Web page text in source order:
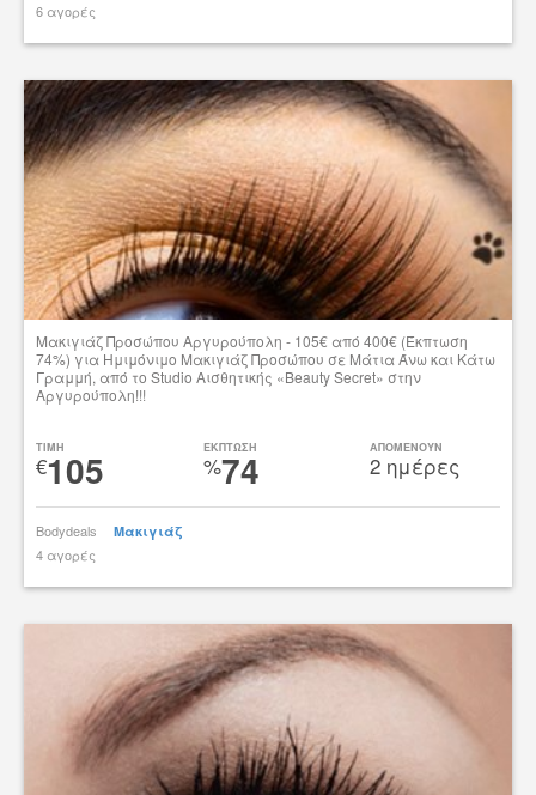
6 αγορές
tsibato
Μακιγιάζ Προσώπου Αργυρούπολη - 105€ από 400€ (Έκπτωση
74%) για Ημιμόνιμο Μακιγιάζ Προσώπου σε Μάτια Άνω και Κάτω
Γραμμή, από το Studio Αισθητικής «Beauty Secret» στην
Αργυρούπολη!!!
TIMH
€105 ΕΚΠΤΩΣΗ
%74 ΑΠΟΜΕΝΟΥΝ
2 ημέρες
Bodydeals Μακιγιάζ
4 αγορές
tsibato